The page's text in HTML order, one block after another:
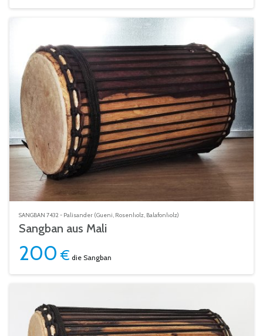
SANGBAN 7432 - Palisander (Gueni, Rosenholz, Balafonholz)
Sangban aus Mali
200 € die Sangban